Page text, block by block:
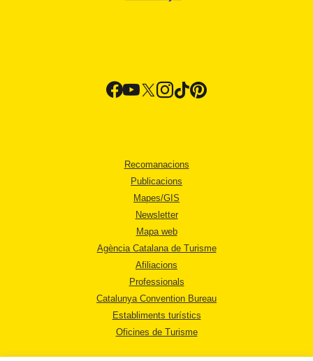
Recomanacions
Publicacions
Mapes/GIS
Newsletter
Mapa web
Agència Catalana de Turisme
Afiliacions
Professionals
Catalunya Convention Bureau
Establiments turístics
Oficines de Turisme